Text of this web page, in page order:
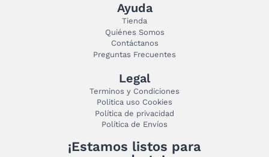
Ayuda
Tienda
Quiénes Somos
Contáctanos
Preguntas Frecuentes
Legal
Terminos y Condiciones
Politica uso Cookies
Política de privacidad
Política de Envíos
¡Estamos listos para